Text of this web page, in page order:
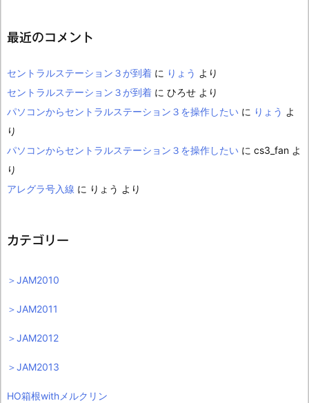
最近のコメント
セントラルステーション３が到着 に りょう より
セントラルステーション３が到着 に ひろせ より
パソコンからセントラルステーション３を操作したい に りょう よ
り
パソコンからセントラルステーション３を操作したい に cs3_fan よ
り
アレグラ号入線 に りょう より
カテゴリー
＞JAM2010
＞JAM2011
＞JAM2012
＞JAM2013
HO箱根withメルクリン